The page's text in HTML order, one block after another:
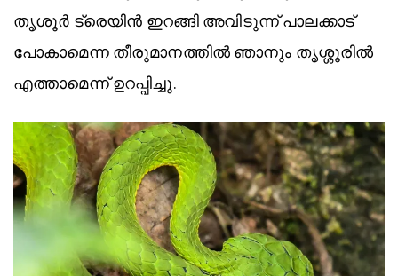
തൃശൂർ ട്രെയിൻ ഇറങ്ങി അവിടുന്ന് പാലക്കാട്
പോകാമെന്ന തീരുമാനത്തിൽ ഞാനും തൃശ്ശൂരിൽ
എത്താമെന്ന് ഉറപ്പിച്ചു.